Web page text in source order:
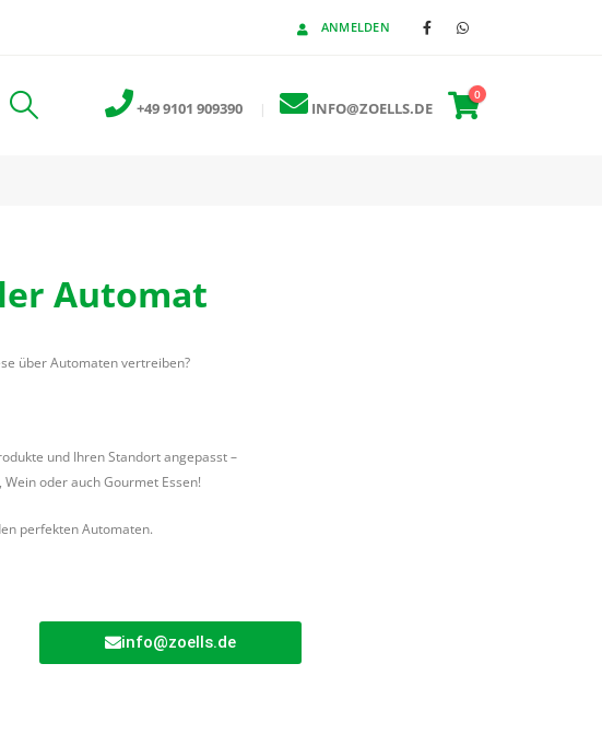
ANMELDEN
+49 9101 909390 | INFO@ZOELLS.DE
0
Automat
über Automaten vertreiben?
und Ihren Standort angepasst –
oder auch Gourmet Essen!
perfekten Automaten.
info@zoells.de